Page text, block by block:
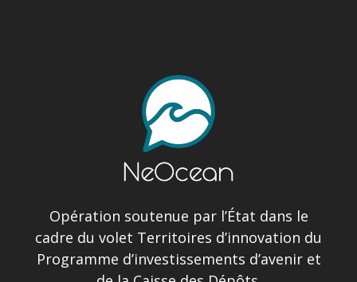
Opération soutenue par l’État dans le
cadre du volet Territoires d’innovation du
Programme d’investissements d’avenir et